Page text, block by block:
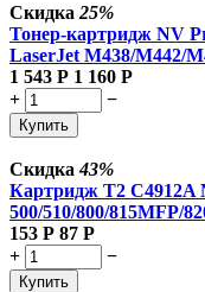
Скидка 25%
Тонер-картридж NV
LaserJet M438/M442/
1 543 Р 1 160 Р
+
−
Купить
Скидка43%
Картридж T2 C4912A
500/510/800/815MFP/
153 Р 87 Р
+
−
Купить